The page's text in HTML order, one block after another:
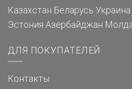
Казахстан Беларусь Украина
Эстония Азербайджан
ДЛЯ ПОКУПАТЕЛЕЙ
Контакты